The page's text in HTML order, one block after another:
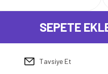
SEPETE
Tavsiye Et